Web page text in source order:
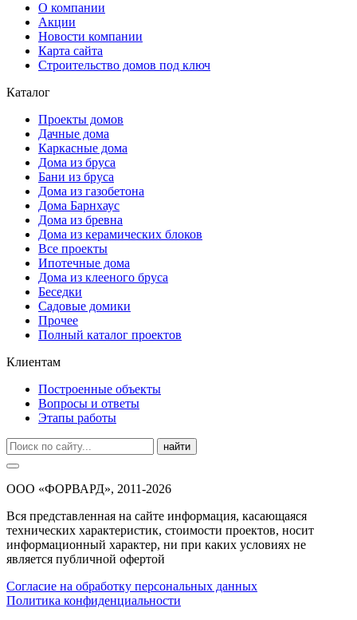
О компании
Акции
Новости компании
Карта сайта
Строительство домов под ключ
Каталог
Проекты домов
Дачные дома
Каркасные дома
Дома из бруса
Бани из бруса
Дома из газобетона
Дома Барнхаус
Дома из бревна
Дома из керамических блоков
Все проекты
Ипотечные дома
Дома из клееного бруса
Беседки
Садовые домики
Прочее
Полный каталог проектов
Клиентам
Построенные объекты
Вопросы и ответы
Этапы работы
найти
ООО «ФОРВАРД», 2011-2026
Вся представленная на сайте информация, касающаяся
технических характеристик, стоимости проектов, носит
информационный характер, ни при каких условиях не
является публичной офертой
Согласие на обработку персональных данных
Политика конфиденциальности